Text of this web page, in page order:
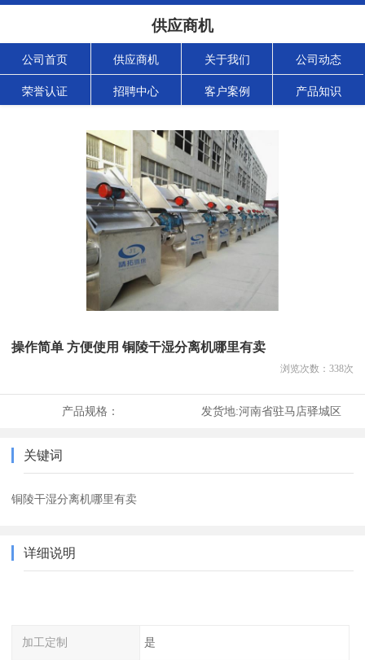
供应商机
公司首页 供应商机 关于我们 公司动态
荣誉认证 招聘中心 客户案例 产品知识
操作简单 方便使用 铜陵干湿分离机哪里有卖
浏览次数： 338次
产品规格： 发货地:河南省驻马店驿城区
关键词
铜陵干湿分离机哪里有卖
详细说明
加工定制 是